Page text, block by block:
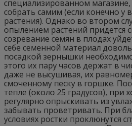
специализированном
собрать самим (если конечно у
растения). Однако во втором
опылением растений придется
созревание семян в плодах
себе семенной материал
посадкой зернышки
этого их пару часов держат в
даже не высушивая, их
смоченному песку в горшке.
тепле (около 25 градусов),
регулярно опрыскивать из
забывать проветривать. При
условиях ростки проклюнутся